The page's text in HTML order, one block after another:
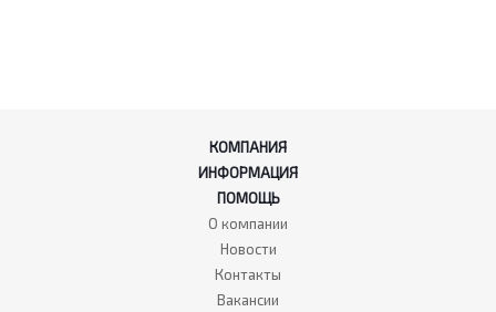
КОМПАНИЯ
ИНФОРМАЦИЯ
ПОМОЩЬ
О компании
Новости
Контакты
Вакансии